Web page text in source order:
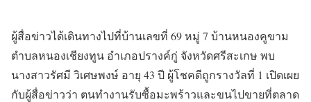
ผู้สื่อข่าวได้เดินทางไปที่บ้านเลขที่ 69 หมู่ 7 บ้านหนองคูขาม
ตำบลหนองเชียงทูน อำเภอปรางค์กู่ จังหวัดศรีสะเกษ พบ
นางสาวรัศมี วิเศษพงษ์ อายุ 43 ปี ผู้โชคดีถูกรางวัลที่ 1 เปิดเผย
กับผู้สื่อข่าวว่า ตนทำงานรับซื้อมะพร้าวและขนไปขายที่ตลาด